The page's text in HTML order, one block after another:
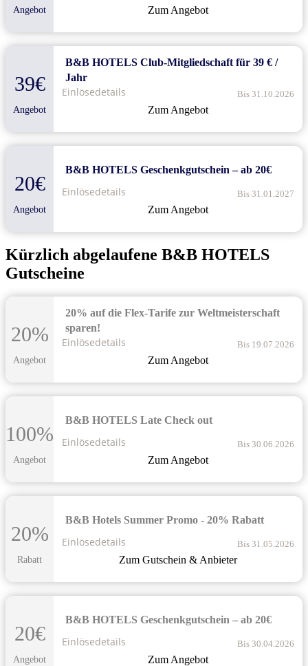
Angebot Zum Angebot
39€
Angebot
B&B HOTELS Club-Mitgliedschaft für 39 € /
Jahr
Zum Angebot
Bis 31.10.2026
Einlösedetails
20€
Angebot
B&B HOTELS Geschenkgutschein – ab 20€
Zum Angebot
Bis 31.01.2027
Einlösedetails
Kürzlich abgelaufene B&B HOTELS
Gutscheine
20%
Angebot
20% auf die Flex-Tarife zur Weltmeisterschaft
sparen!
Zum Angebot
Bis 19.07.2026
Einlösedetails
100%
Angebot
B&B HOTELS Late Check out
Zum Angebot
Bis 30.06.2026
Einlösedetails
20%
Rabatt
B&B Hotels Summer Promo - 20% Rabatt
Zum Gutschein & Anbieter
Bis 31.05.2026
Einlösedetails
20€
Angebot
B&B HOTELS Geschenkgutschein – ab 20€
Zum Angebot
Bis 30.04.2026
Einlösedetails